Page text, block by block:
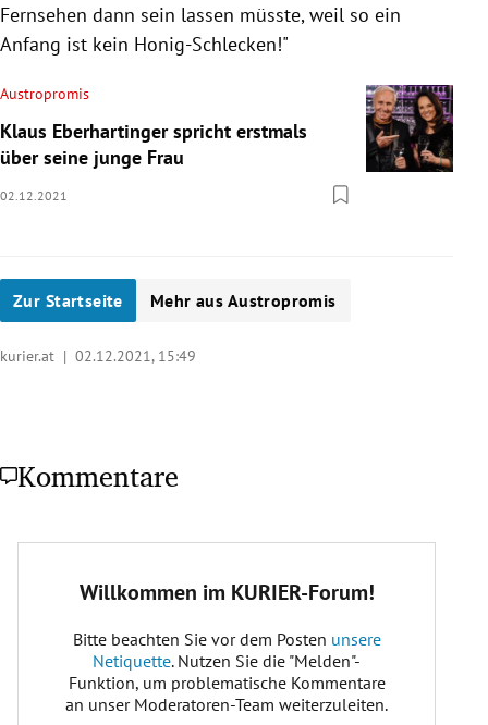
Fernsehen dann sein lassen müsste, weil so ein
Anfang ist kein Honig-Schlecken!"
Austropromis
Klaus Eberhartinger spricht erstmals
über seine junge Frau
02.12.2021
Zur Startseite Mehr aus Austropromis
kurier.at | 02.12.2021, 15:49
Kommentare